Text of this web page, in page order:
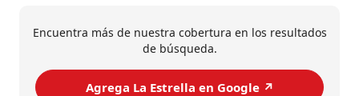
Encuentra más de nuestra cobertura en los resultados
de búsqueda.
Agrega La Estrella en Google ↗️